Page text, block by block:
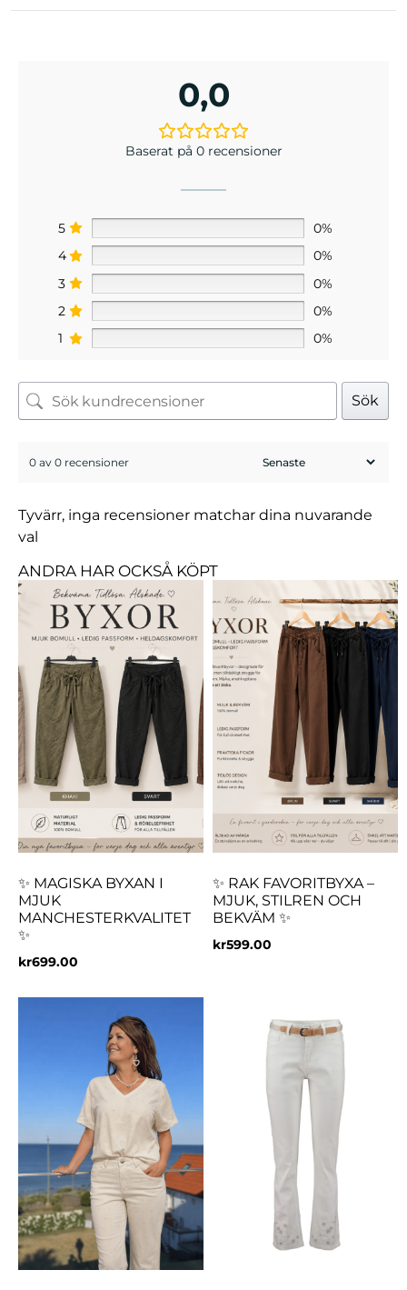
0,0
Baserat på 0 recensioner
5
0%
4
0%
3
0%
2
0%
1
0%
Sök
0 av 0 recensioner
Tyvärr, inga recensioner matchar dina nuvarande
val
ANDRA HAR OCKSÅ KÖPT
✨ MAGISKA BYXAN I
MJUK
MANCHESTERKVALITET
✨
kr699.00
✨ RAK FAVORITBYXA –
MJUK, STILREN OCH
BEKVÄM ✨
kr599.00